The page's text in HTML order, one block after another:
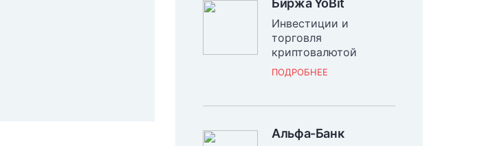
Биржа YoBit
Инвестиции и
торговля
криптовалютой
ПОДРОБНЕЕ
Альфа-Банк